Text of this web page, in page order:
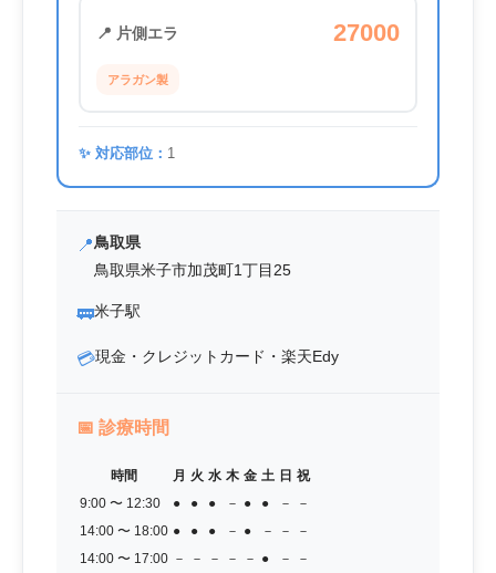
📍 片側エラ 27000
アラガン製
✨ 対応部位： 1
📍鳥取県
鳥取県米子市加茂町1丁目25
🚃米子駅
💳現金・クレジットカード・楽天Edy
📅 診療時間
時間 月 火 水 木 金 土 日 祝
9:00 〜 12:30
● ● ● － ● ● －
－
14:00 〜 18:00 ● ● ● － ● － －
－
14:00 〜 17:00 － － － － － ● － －